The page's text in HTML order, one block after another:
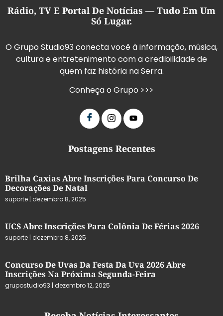
Rádio, TV E Portal De Notícias — Tudo Em Um
Só Lugar.
O Grupo Studio93 conecta você à informação, música,
cultura e entretenimento com a credibilidade de
quem faz história na Serra.
Conheça o Grupo >>>
Postagens Recentes
Brilha Caxias Abre Inscrições Para Concurso De
Decorações De Natal
suporte dezembro 8, 2025
UCS Abre Inscrições Para Colônia De Férias 2026
suporte dezembro 8, 2025
Concurso De Uvas Da Festa Da Uva 2026 Abre
Inscrições Na Próxima Segunda-Feira
grupostudio93 dezembro 12, 2025